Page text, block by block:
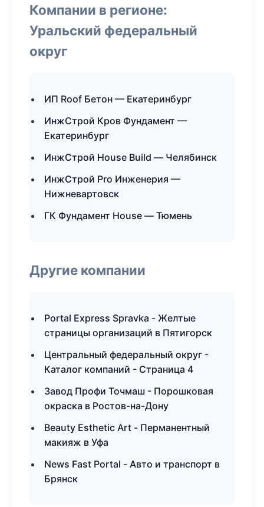
Компании в регионе:
Уральский федеральный
округ
ИП Roof Бетон — Екатеринбург
ИнжСтрой Кров Фундамент —
Екатеринбург
ИнжСтрой House Build — Челябинск
ИнжСтрой Pro Инженерия —
Нижневартовск
ГК Фундамент House — Тюмень
Другие компании
Portal Express Spravka - Желтые
страницы организаций в Пятигорск
Центральный федеральный округ -
Каталог компаний - Страница 4
Завод Профи Точмаш - Порошковая
окраска в Ростов-на-Дону
Beauty Esthetic Art - Перманентный
макияж в Уфа
News Fast Portal - Авто и транспорт в
Брянск